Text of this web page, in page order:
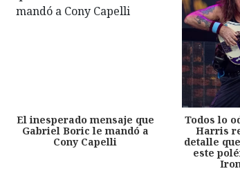
El inesperado mensaje que
Gabriel Boric le mandó a
Cony Capelli
Todos lo
Harris
detalle
este